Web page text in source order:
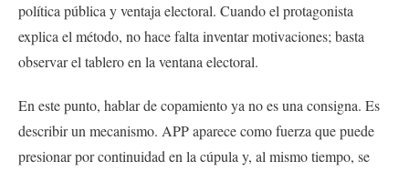
política pública y ventaja electoral. Cuando el protagonista
explica el método, no hace falta inventar motivaciones; basta
observar el tablero en la ventana electoral.
En este punto, hablar de copamiento ya no es una consigna. Es
describir un mecanismo. APP aparece como fuerza que puede
presionar por continuidad en la cúpula y, al mismo tiempo, se